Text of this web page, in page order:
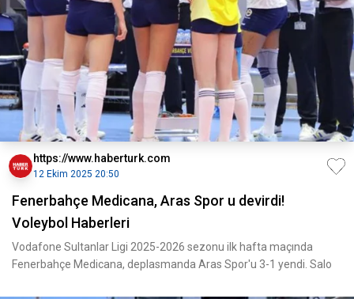
https://www.haberturk.com
12 Ekim 2025 20:50
Fenerbahçe Medicana, Aras Spor u devirdi!
Voleybol Haberleri
Vodafone Sultanlar Ligi 2025-2026 sezonu ilk hafta maçında
Fenerbahçe Medicana, deplasmanda Aras Spor'u 3-1 yendi. Salo